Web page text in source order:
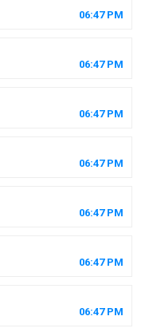
06:47PM
06:47PM
06:47PM
06:47PM
06:47PM
06:47PM
06:47PM